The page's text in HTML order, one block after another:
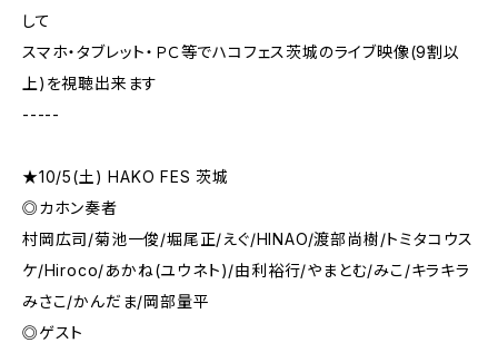
して
スマホ・タブレット・ＰＣ等でハコフェス茨城のライブ映像(9割以
上)を視聴出来ます
-----
★10/5(土) HAKO FES 茨城
◎カホン奏者
村岡広司/菊池一俊/堀尾正/えぐ/HINAO/渡部尚樹/トミタコウス
ケ/Hiroco/あかね(ユウネト)/由利裕行/やまとむ/みこ/キラキラ
みさこ/かんだま/岡部量平
◎ゲスト